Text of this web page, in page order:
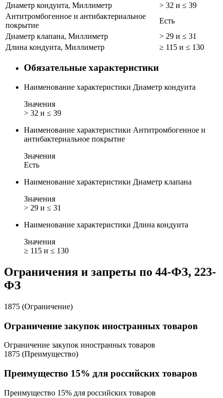
Диаметр кондуита, Миллиметр
> 32 и ≤ 39
Антитромбогенное и антибактериальное
покрытие
Есть
Диаметр клапана, Миллиметр
> 29 и ≤ 31
Длина кондуита, Миллиметр
≥ 115 и ≤ 130
Обязательные характеристики
Наименование характеристики Диаметр кондуита
Значения
> 32 и ≤ 39
Наименование характеристики Антитромбогенное и
антибактериальное покрытие
Значения
Есть
Наименование характеристики Диаметр клапана
Значения
> 29 и ≤ 31
Наименование характеристики Длина кондуита
Значения
≥ 115 и ≤ 130
Ограничения и запреты по 44-ФЗ, 223-
ФЗ
1875 (Ограничение)
Ограничение закупок иностранных товаров
Ограничение закупок иностранных товаров
1875 (Преимущество)
Преимущество 15% для российских товаров
Преимущество 15% для российских товаров